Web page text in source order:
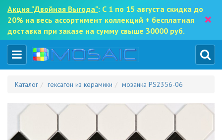
Акция "Двойная Выгода": С 1 по 15 августа скидка до
20% на весь ассортимент коллекций + бесплатная
доставка при заказе на сумму свыше 30000 руб.
×
Каталог гексагон из керамики мозаика PS2356-06